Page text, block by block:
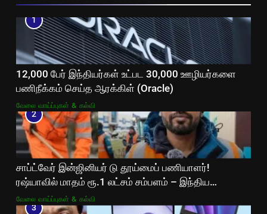
1
12,000 பேர் இந்தியர்கள் உட்பட 30,000 ஊழியர்களை
பணிநீக்கம் செய்த ஆரக்கிள் (Oracle)
வேலை வாய்ப்புகள் & கல்வி
2
சாப்ட்வேர் இன்ஜினியர் டு தூய்மைப் பணியாளர்!
ரஷ்யாவில் மாதம் ரூ.1 லட்சம் சம்பளம் – இந்திய
இளைஞரின் வைரல் கதை!
வேலை வாய்ப்புகள் & கல்வி
3